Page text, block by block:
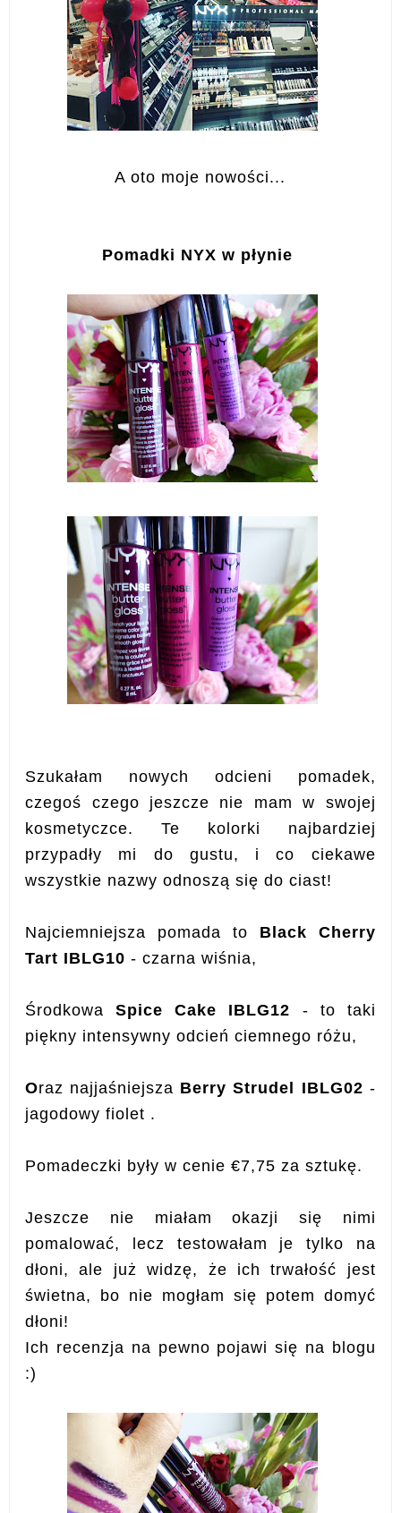
A oto moje nowości...
Pomadki NYX w płynie
Szukałam nowych odcieni pomadek,
czegoś czego jeszcze nie mam w swojej
kosmetyczce. Te kolorki najbardziej
przypadły mi do gustu, i co ciekawe
wszystkie nazwy odnoszą się do ciast!
Najciemniejsza pomada to Black Cherry
Tart IBLG10- czarna wiśnia,
ŚrodkowaSpice Cake IBLG12 - to taki
piękny intensywny odcień ciemnego różu,
Oraz najjaśniejsza Berry Strudel IBLG02 -
jagodowy fiolet .
Pomadeczki były w cenie €7,75 za sztukę.
Jeszcze nie miałam okazji się nimi
pomalować, lecz testowałam je tylko na
dłoni, ale już widzę, że ich trwałość jest
świetna, bo nie mogłam się potem domyć
dłoni!
Ich recenzja na pewno pojawi się na blogu
:)